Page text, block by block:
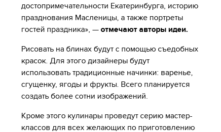
достопримечательности Екатеринбурга, историю
празднования Масленицы, а также портреты
гостей праздника», — отмечают авторы идеи.
Рисовать на блинах будут с помощью съедобных
красок. Для этого дизайнеры будут
использовать традиционные начинки: варенье,
сгущенку, ягоды и фрукты. Всего планируется
создать более сотни изображений.
Кроме этого кулинары проведут серию мастер-
классов для всех желающих по приготовлению